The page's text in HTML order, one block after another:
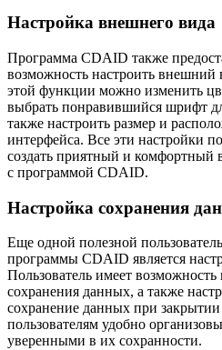
Настройка внешнего вида
Программа CDAID также
возможность настроить
этой функции можно изменить
выбрать понравившийся шрифт
также настроить размер и
интерфейса. Все эти настройки
создать приятный и комфортный
с программой CDAID.
Настройка сохранения
Еще одной полезной
программы CDAID является
Пользователь имеет
сохранения данных, а также
сохранение данных при
пользователям удобно
уверенными в их сохранности.